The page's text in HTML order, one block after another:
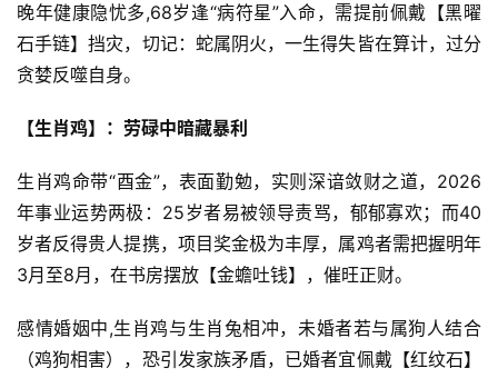
晚年健康隐忧多,68岁逢“病符星”入命，需提前佩戴【黑曜
石手链】挡灾，切记：蛇属阴火，一生得失皆在算计，过分
贪婪反噬自身。
【生肖鸡】：劳碌中暗藏暴利
生肖鸡命带“酉金”，表面勤勉，实则深谙敛财之道，2026
年事业运势两极：25岁者易被领导责骂，郁郁寡欢；而40
岁者反得贵人提携，项目奖金极为丰厚，属鸡者需把握明年
3月至8月，在书房摆放【金蟾吐钱】，催旺正财。
感情婚姻中,生肖鸡与生肖兔相冲，未婚者若与属狗人结合
（鸡狗相害），恐引发家族矛盾，已婚者宜佩戴【红纹石】